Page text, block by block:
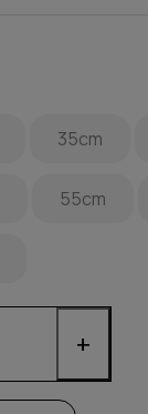
35cm
55cm
+